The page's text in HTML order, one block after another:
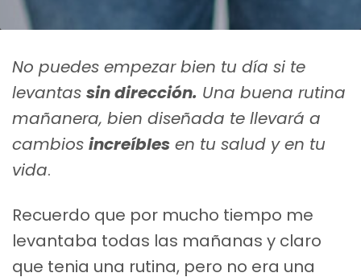
No puedes empezar bien tu día si te
levantassin dirección. Una buena rutina
mañanera, bien diseñada te llevará a
cambiosincreíbles en tu salud y en tu
vida.
Recuerdo que por mucho tiempo me
levantaba todas las mañanas y claro
que tenia una rutina, pero no era una